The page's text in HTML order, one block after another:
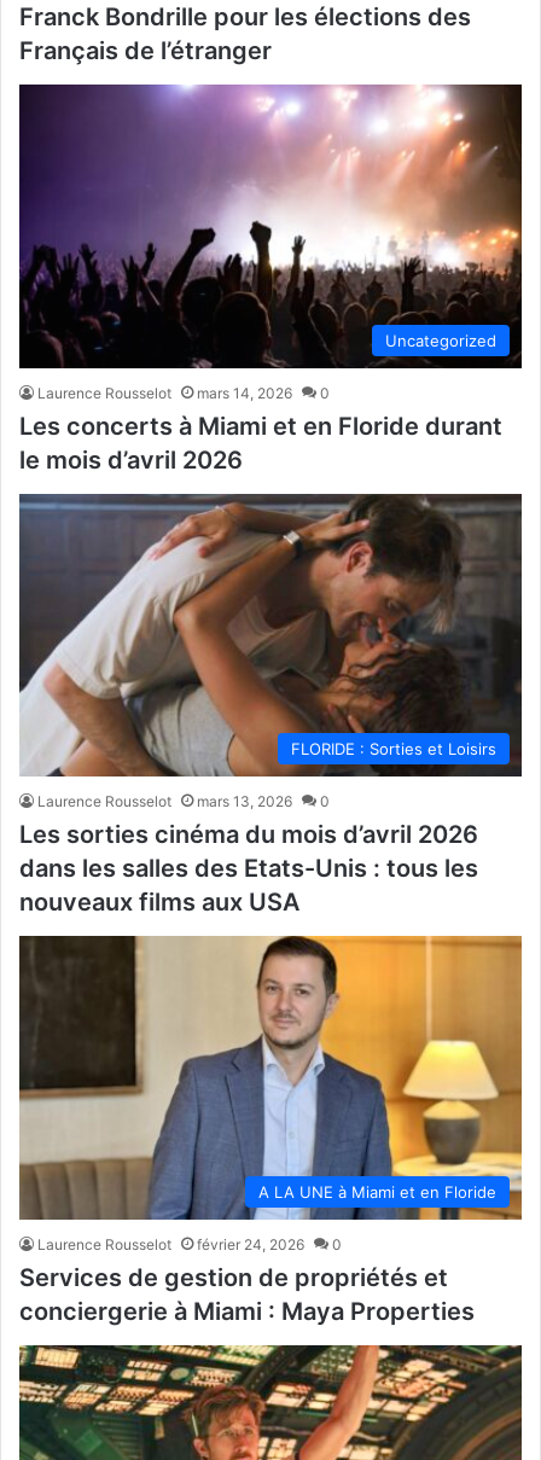
Franck Bondrille pour les élections des
Français de l’étranger
Uncategorized
Laurence Rousselot mars 14, 2026 0
Les concerts à Miami et en Floride durant
le mois d’avril 2026
FLORIDE : Sorties et Loisirs
Laurence Rousselot mars 13, 2026 0
Les sorties cinéma du mois d’avril 2026
dans les salles des Etats-Unis : tous les
nouveaux films aux USA
A LA UNE à Miami et en Floride
Laurence Rousselot février 24, 2026 0
Services de gestion de propriétés et
conciergerie à Miami : Maya Properties